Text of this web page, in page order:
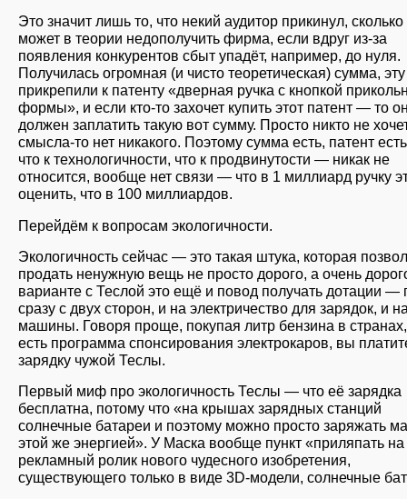
Это значит лишь то, что некий аудитор прикинул, сколько
может в теории недополучить фирма, если вдруг из-за
появления конкурентов сбыт упадёт, например, до нуля.
Получилась огромная (и чисто теоретическая) сумма,
прикрепили к патенту «дверная ручка с кнопкой
формы», и если кто-то захочет купить этот патент — то
должен заплатить такую вот сумму. Просто никто не
смысла-то нет никакого. Поэтому сумма есть, патент
что к технологичности, что к продвинутости — никак не
относится, вообще нет связи — что в 1 миллиард ручку
оценить, что в 100 миллиардов.
Перейдём к вопросам экологичности.
Экологичность сейчас — это такая штука, которая
продать ненужную вещь не просто дорого, а очень
варианте с Теслой это ещё и повод получать дотации —
сразу с двух сторон, и на электричество для зарядок, и
машины. Говоря проще, покупая литр бензина в странах,
есть программа спонсирования электрокаров, вы
зарядку чужой Теслы.
Первый миф про экологичность Теслы — что её зарядка
бесплатна, потому что «на крышах зарядных станций
солнечные батареи и поэтому можно просто заряжать
этой же энергией». У Маска вообще пункт «приляпать
рекламный ролик нового чудесного изобретения,
существующего только в виде 3D-модели, солнечные